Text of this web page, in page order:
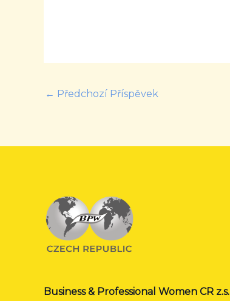
← Předchozí Příspěvek
Business & Professional Women CR z.s.